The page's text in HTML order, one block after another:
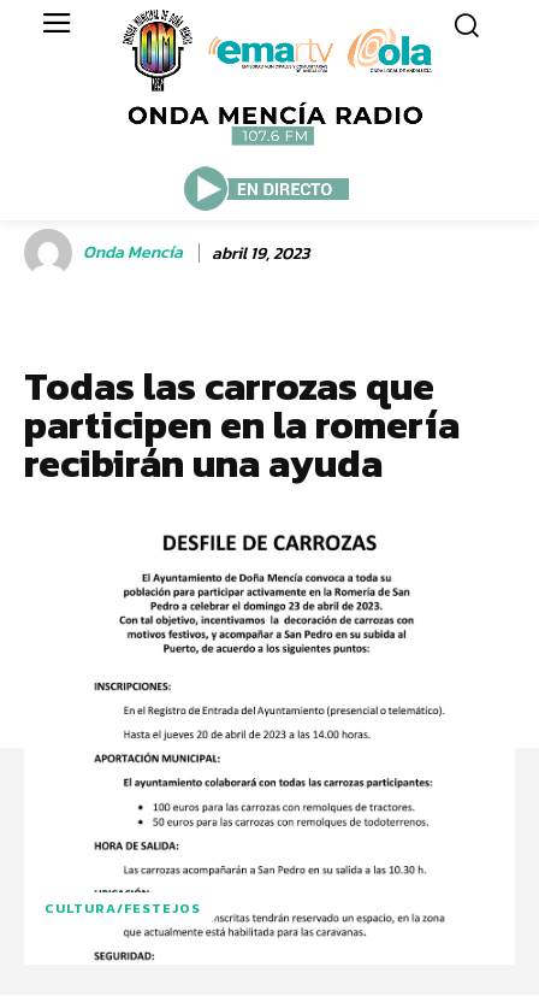
Onda Mencía abril 19, 2023
Todas las carrozas que
participen en la romería
recibirán una ayuda
CULTURA/FESTEJOS